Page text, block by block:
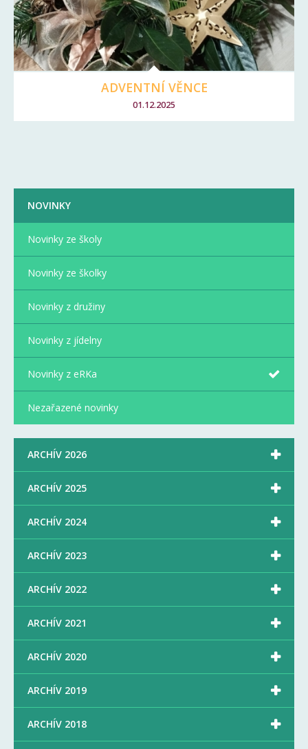
ADVENTNÍ VĚNCE
01.12.2025
NOVINKY
Novinky ze školy
Novinky ze školky
Novinky z družiny
Novinky z jídelny
Novinky z eRKa
Nezařazené novinky
ARCHÍV 2026 
ARCHÍV 2025 
ARCHÍV 2024 
ARCHÍV 2023 
ARCHÍV 2022 
ARCHÍV 2021 
ARCHÍV 2020 
ARCHÍV 2019 
ARCHÍV 2018 